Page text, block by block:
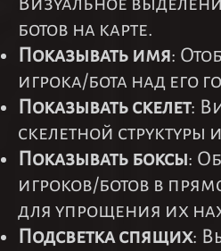
ботов на карте.
Показывать имя:
игрока/бота над его
Показывать скелет:
скелетной структуры
Показывать боксы:
игроков/ботов в
для упрощения их
Подсветка спящих: